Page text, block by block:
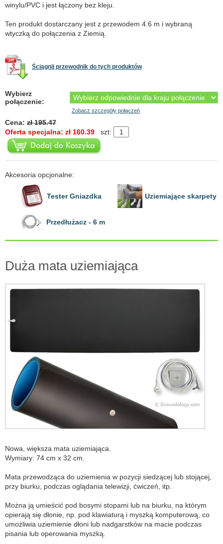
winylu/PVC i jest łączony bez kleju.
Ten produkt dostarczany jest z przewodem 4.6 m i wybraną
wtyczką do połączenia z Ziemią.
Ściągnij przewodnik do tych produktów
Wybierz
połączenie:
Zobacz szczegóły połączeń
Cena: zł 195.47
Oferta specjalna: zł 160.39
szt:
Akcesoria opcjonalne:
Tester Gniazdka Uziemiające skarpety
Przedłużacz - 6 m
Duża mata uziemiająca
Nowa, większa mata uziemiająca.
Wymiary: 74 cm x 32 cm.
Mata przewodząca do uziemienia w pozycji siedzącej lub stojącej,
przy biurku, podczas oglądania telewizji, ćwiczeń, itp.
Można ją umieścić pod bosymi stopami lub na biurku, na którym
opierają się dłonie, np. pod klawiaturą i myszką komputerową, co
umożliwia uziemienie dłoni lub nadgarstków na macie podczas
pisania lub operowania myszką.